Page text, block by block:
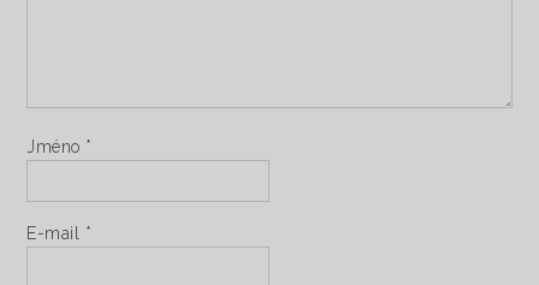
Jméno *
E-mail *